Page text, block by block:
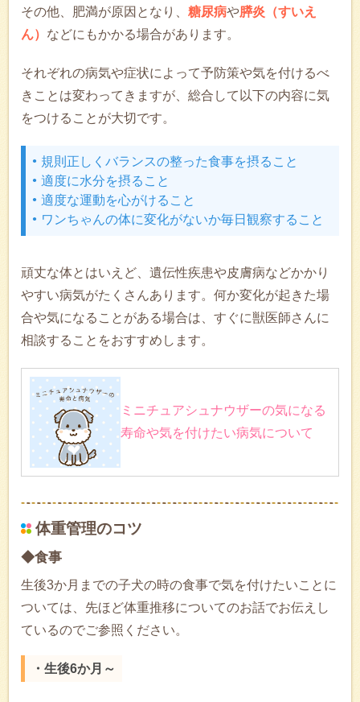
その他、肥満が原因となり、 糖尿病や膵炎（すいえ
ん） などにもかかる場合があります。
それぞれの病気や症状によって予防策や気を付けるべ
きことは変わってきますが、総合して以下の内容に気
をつけることが大切です。
規則正しくバランスの整った食事を摂ること
適度に水分を摂ること
適度な運動を心がけること
ワンちゃんの体に変化がないか毎日観察すること
頑丈な体とはいえど、遺伝性疾患や皮膚病などかかり
やすい病気がたくさんあります。何か変化が起きた場
合や気になることがある場合は、すぐに獣医師さんに
相談することをおすすめします。
ミニチュアシュナウザーの気になる
寿命や気を付けたい病気について
体重管理のコツ
◆食事
生後3か月までの子犬の時の食事で気を付けたいことに
ついては、先ほど体重推移についてのお話でお伝えし
ているのでご参照ください。
・生後6か月～